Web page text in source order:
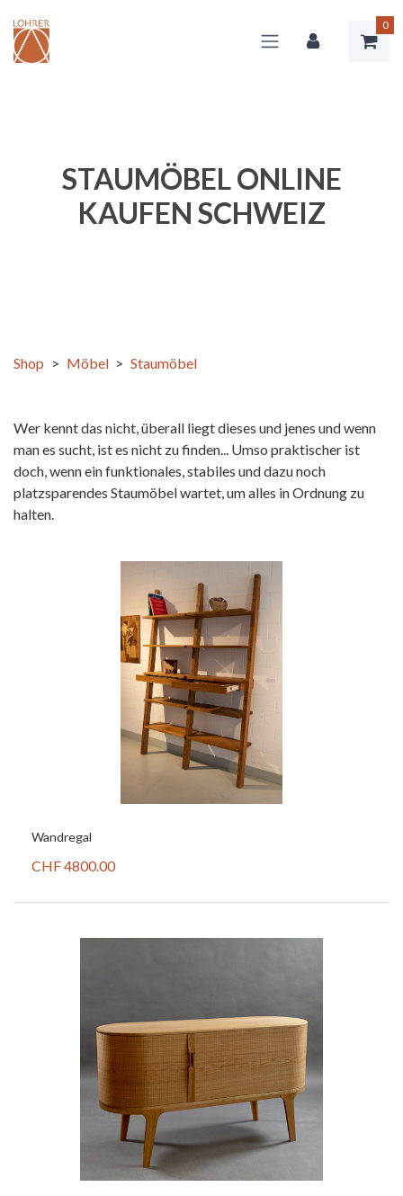
0
STAUMÖBEL ONLINE
KAUFEN SCHWEIZ
Shop > Möbel > Staumöbel
Wer kennt das nicht, überall liegt dieses und jenes und wenn
man es sucht, ist es nicht zu finden... Umso praktischer ist
doch, wenn ein funktionales, stabiles und dazu noch
platzsparendes Staumöbel wartet, um alles in Ordnung zu
halten.
Wandregal
CHF 4800.00